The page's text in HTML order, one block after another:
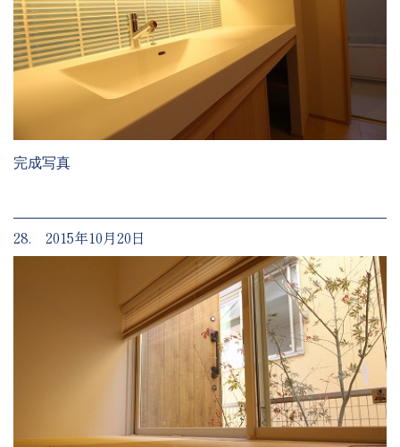
完成写真
28. 2015年10月20日